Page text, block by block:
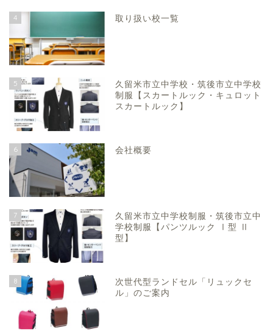
4 取り扱い校一覧
5
久留米市立中学校・筑後市立中学校
制服【スカートルック・キュロット
スカートルック】
6 会社概要
7
久留米市立中学校制服・筑後市立中
学校制服【パンツルック Ⅰ型 Ⅱ
型】
8
次世代型ランドセル「リュックセ
ル」のご案内